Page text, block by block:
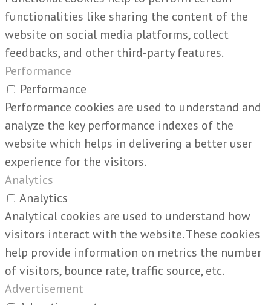
functionalities like sharing the content of the
website on social media platforms, collect
feedbacks, and other third-party features.
Performance
Performance
Performance cookies are used to understand and
analyze the key performance indexes of the
website which helps in delivering a better user
experience for the visitors.
Analytics
Analytics
Analytical cookies are used to understand how
visitors interact with the website. These cookies
help provide information on metrics the number
of visitors, bounce rate, traffic source, etc.
Advertisement